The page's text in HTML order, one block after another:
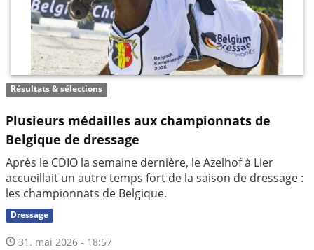
Résultats & sélections
Plusieurs médailles aux championnats de
Belgique de dressage
Après le CDIO la semaine dernière, le Azelhof à Lier
accueillait un autre temps fort de la saison de dressage :
les championnats de Belgique.
Dressage
31. mai 2026 - 18:57